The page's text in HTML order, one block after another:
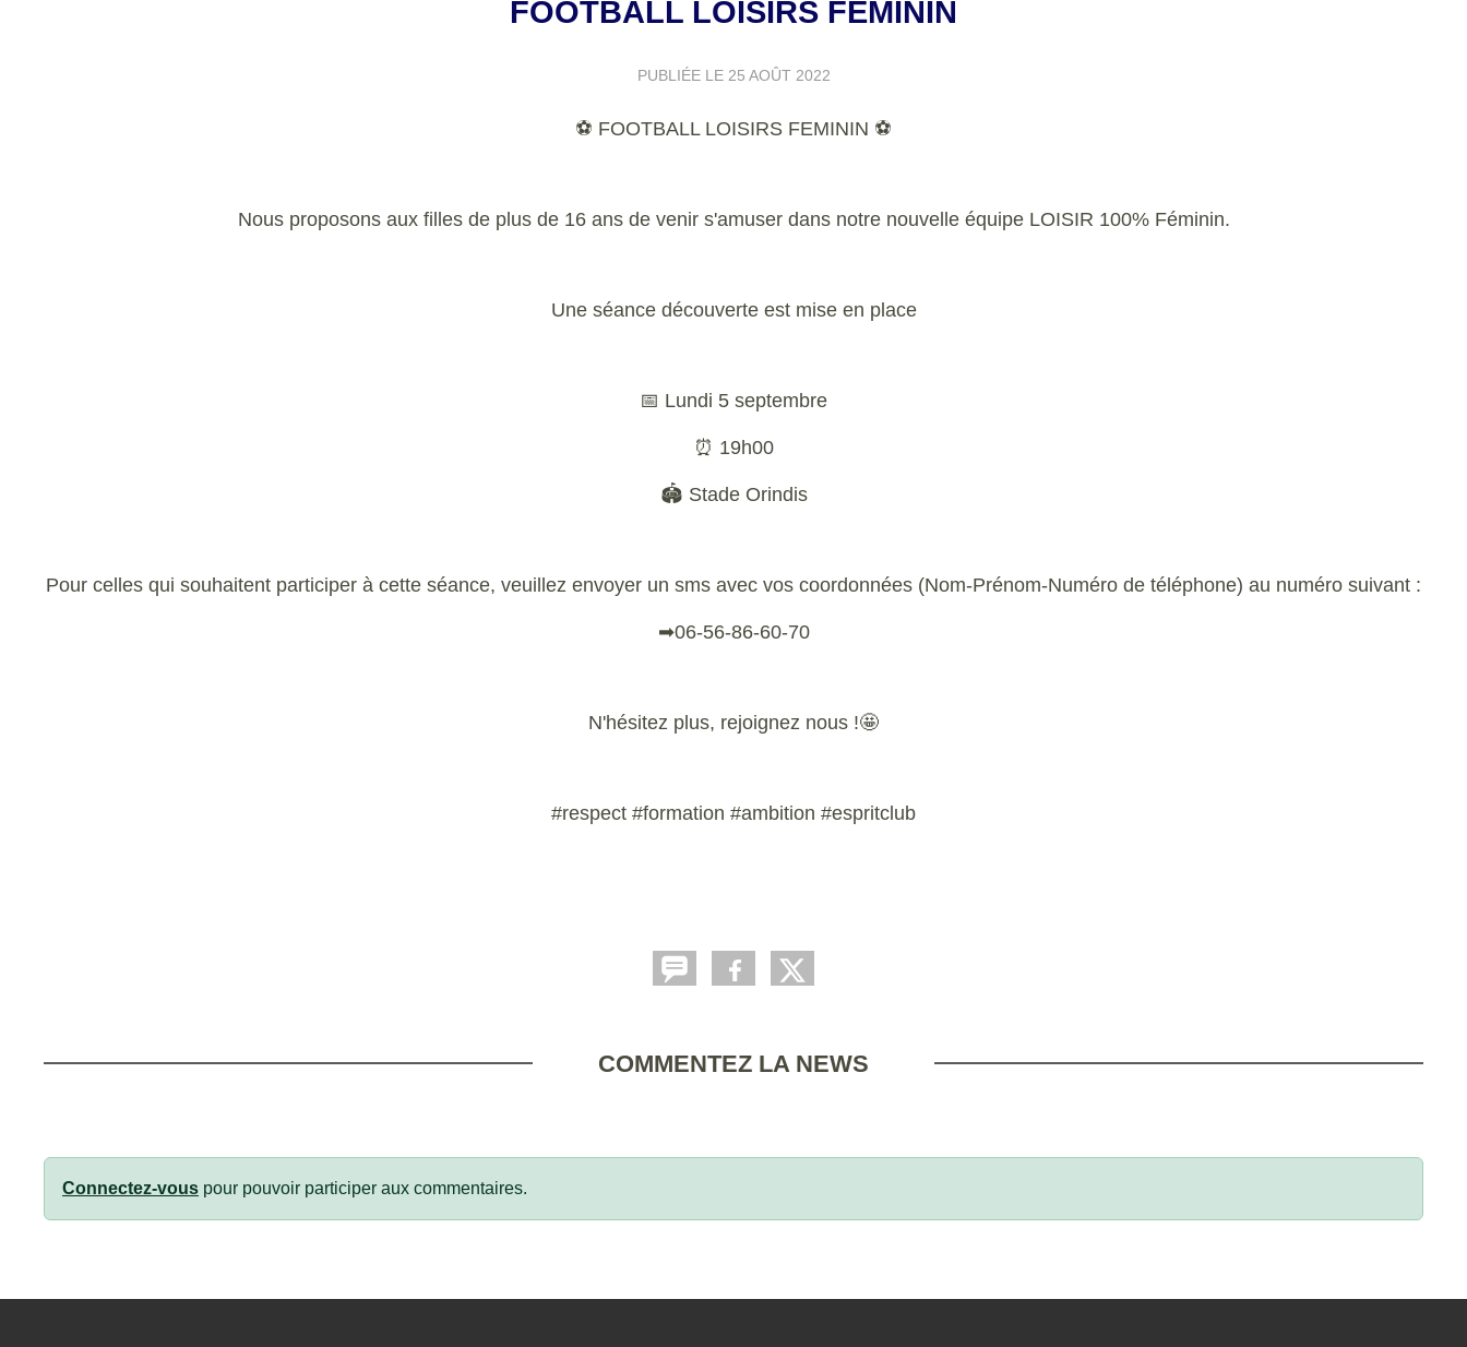
FOOTBALL LOISIRS FÉMININ
PUBLIÉE LE 25 AOÛT 2022
⚽ FOOTBALL LOISIRS FEMININ ⚽
Nous proposons aux filles de plus de 16 ans de venir s'amuser dans notre nouvelle équipe LOISIR 100% Féminin.
Une séance découverte est mise en place
📅 Lundi 5 septembre
⏰ 19h00
🏟 Stade Orindis
Pour celles qui souhaitent participer à cette séance, veuillez envoyer un sms avec vos coordonnées (Nom-Prénom-Numéro de téléphone) au numéro suivant :
➡06-56-86-60-70
N'hésitez plus, rejoignez nous !🤩
#respect #formation #ambition #espritclub
COMMENTEZ LA NEWS
Connectez-vous pour pouvoir participer aux commentaires.